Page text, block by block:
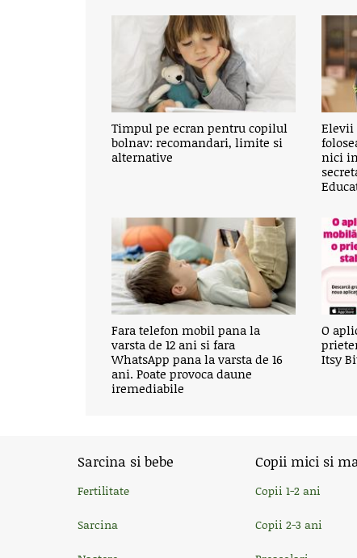
Timpul pe ecran pentru copilul
bolnav: recomandari, limite si
alternative
Elevii
nici
Fara telefon mobil pana la
varsta de 12 ani si fara
WhatsApp pana la varsta de 16
ani. Poate provoca daune
iremediabile
O
Itsy
Sarcina si bebe
Fertilitate
Sarcina
Copii mici si
Copii 1-2 ani
Copii 2-3 ani